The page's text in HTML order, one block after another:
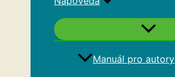
Manuál pro autory